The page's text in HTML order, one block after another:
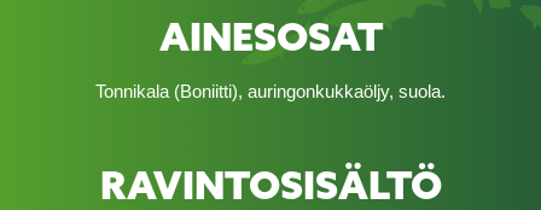
AINESOSAT
Tonnikala (Boniitti), auringonkukkaöljy, suola.
RAVINTOSISÄLTÖ